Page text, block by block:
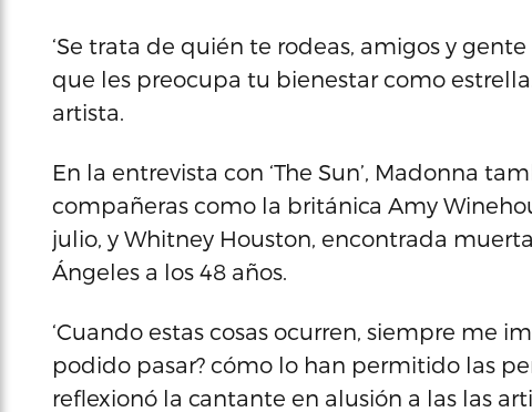
‘Se trata de quién te rodeas, amigos y
que les preocupa tu bienestar como
artista.
En la entrevista con ‘The Sun’, Madonna
compañeras como la británica Amy
julio, y Whitney Houston, encontrada
Ángeles a los 48 años.
‘Cuando estas cosas ocurren, siempre me
podido pasar? cómo lo han permitido las
reflexionó la cantante en alusión a las las